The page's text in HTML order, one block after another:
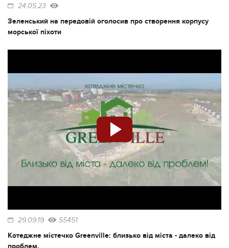
24.05.23
Зеленський на передовій оголосив про створення корпусу
морської піхоти
29.09.19 55451
Котеджне містечко Greenville: близько від міста - далеко від
проблем.